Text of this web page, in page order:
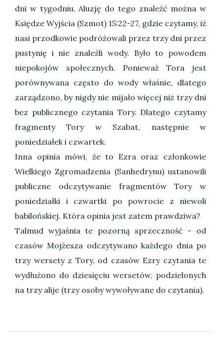
dni w tygodniu. Aluzję do tego znaleźć można w
Księdze Wyjścia (Szmot) 15:22-27, gdzie czytamy, iż
nasi przodkowie podróżowali przez trzy dni przez
pustynię i nie znaleźli wody. Było to powodem
niepokojów społecznych. Ponieważ Tora jest
porównywana często do wody właśnie, dlatego
zarządzono, by nigdy nie mijało więcej niż trzy dni
bez publicznego czytania Tory. Dlatego czytamy
fragmenty Tory w Szabat, następnie w
poniedziałek i czwartek.
Inna opinia mówi, że to Ezra oraz członkowie
Wielkiego Zgromadzenia (Sanhedrynu) ustanowili
publiczne odczytywanie fragmentów Tory w
poniedziałki i czwartki po powrocie z niewoli
babilońskiej. Która opinia jest zatem prawdziwa?
Talmud wyjaśnia te pozorną sprzeczność - od
czasów Mojżesza odczytywano każdego dnia po
trzy wersety z Tory, od czasów Ezry czytania te
wydłużono do dziesięciu wersetów, podzielonych
na trzy alije (trzy osoby wywoływane do czytania).